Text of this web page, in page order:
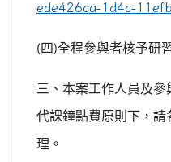
ede426ca-1d4c-
(四)全程參與者核予研
三、本案工作人員及
代課鐘點費原則下，
理。